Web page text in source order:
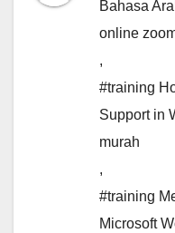
Bahasa
online
,
#training
Support in
murah
,
#training
Microsoft